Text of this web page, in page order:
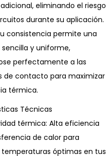
eliminando el riesgo
durante su aplicación.
consistencia permite una
y uniforme,
perfectamente a las
de contacto para maximizar
térmica.
Técnicas
térmica: Alta eficiencia
de calor para
óptimas en tus